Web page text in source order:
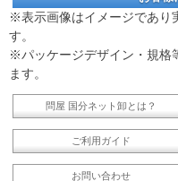
※表示画像はイメージであり
す。
※パッケージデザイン・規格
ます。
問屋 国分ネット卸とは？
ご利用ガイド
お問い合わせ